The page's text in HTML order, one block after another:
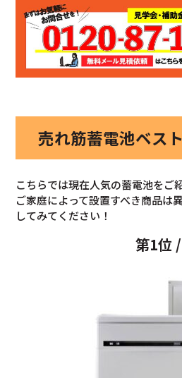
売れ筋蓄電池ベス
こちらでは現在人気の蓄電池をご
ご家庭によって設置すべき商品は
してみてください！
第1位 /